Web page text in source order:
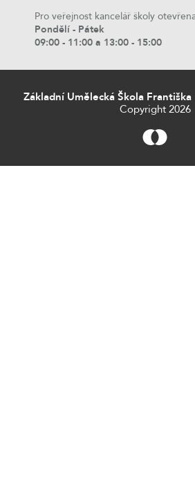
Pro veřejnost kancelář školy
Pondělí - Pátek
09:00 - 11:00 a 13:00 - 15:00
Základní Umělecká Škola
Copyright 2026